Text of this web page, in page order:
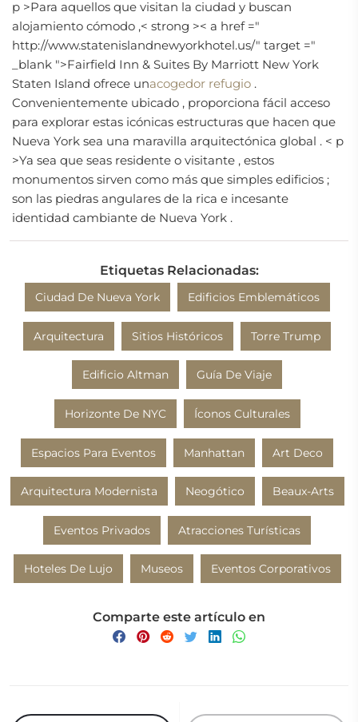
p >Para aquellos que visitan la ciudad y buscan
alojamiento cómodo ,< strong >< a href ="
http://www.statenislandnewyorkhotel.us/" target ="
_blank ">Fairfield Inn & Suites By Marriott New York
Staten Island ofrece unacogedor refugio .
Convenientemente ubicado , proporciona fácil acceso
para explorar estas icónicas estructuras que hacen que
Nueva York sea una maravilla arquitectónica global . < p
>Ya sea que seas residente o visitante , estos
monumentos sirven como más que simples edificios ;
son las piedras angulares de la rica e incesante
identidad cambiante de Nueva York .
Etiquetas Relacionadas:
Ciudad De Nueva York Edificios Emblemáticos
Arquitectura Sitios Históricos Torre Trump
Edificio Altman Guía De Viaje
Horizonte De NYC Íconos Culturales
Espacios Para Eventos Manhattan Art Deco
Arquitectura Modernista Neogótico Beaux-Arts
Eventos Privados Atracciones Turísticas
Hoteles De Lujo Museos Eventos Corporativos
Comparte este artículo en